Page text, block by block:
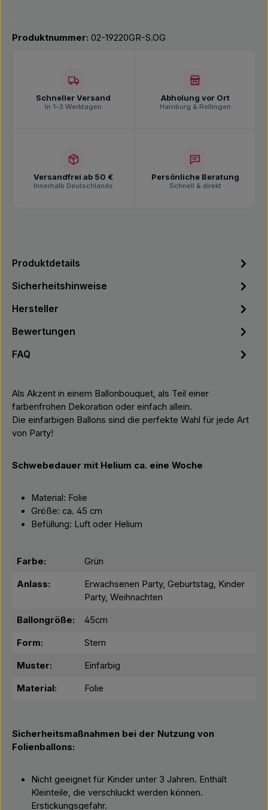
Produktnummer: 02-19220GR-S.OG
Schneller Versand
In 1–3 Werktagen
Abholung vor Ort
Hamburg & Rellingen
Versandfrei ab 50 €
Innerhalb Deutschlands
Persönliche Beratung
Schnell & direkt
Produktdetails
Sicherheitshinweise
Hersteller
Bewertungen
FAQ
Als Akzent in einem Ballonbouquet, als Teil einer
farbenfrohen Dekoration oder einfach allein.
Die einfarbigen Ballons sind die perfekte Wahl für jede Art
von Party!
Schwebedauer mit Helium ca. eine Woche
Material: Folie
Größe: ca. 45 cm
Befüllung: Luft oder Helium
Farbe: Grün
Anlass:
Erwachsenen Party, Geburtstag, Kinder
Party, Weihnachten
Ballongröße: 45cm
Form: Stern
Muster: Einfarbig
Material: Folie
Sicherheitsmaßnahmen bei der Nutzung von
Folienballons:
Nicht geeignet für Kinder unter 3 Jahren. Enthält
Kleinteile, die verschluckt werden können.
Erstickungsgefahr.